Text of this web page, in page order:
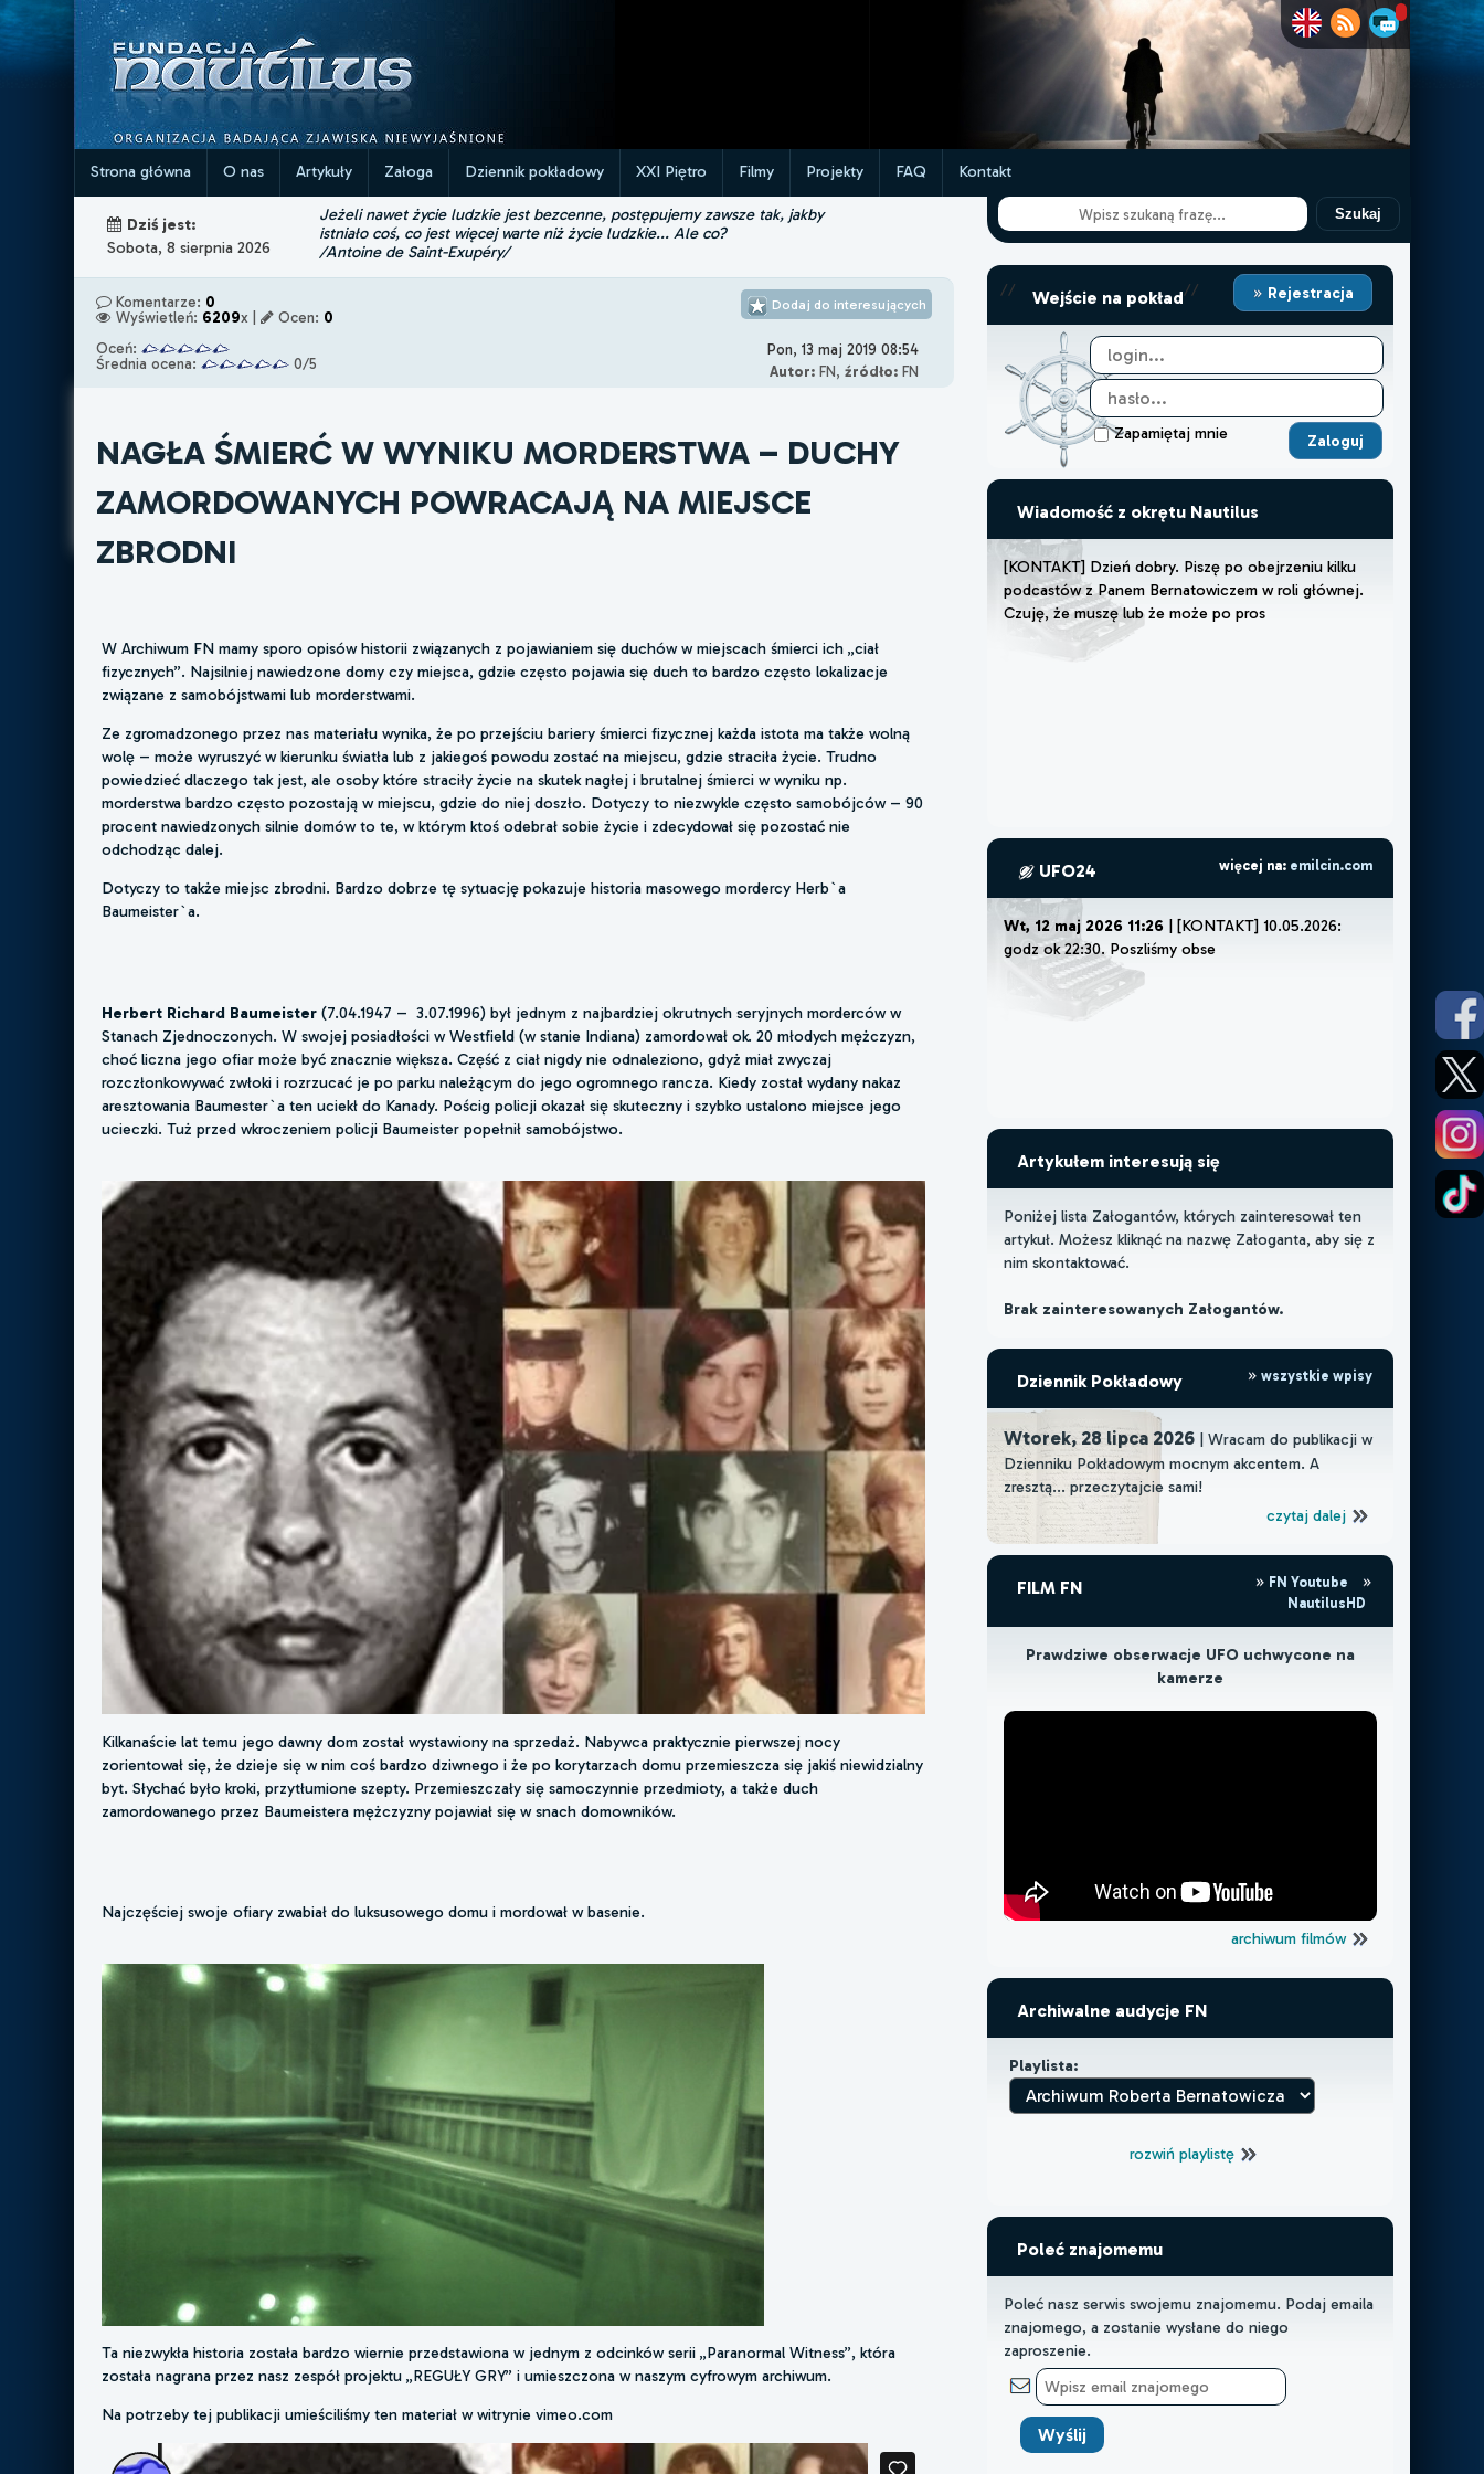
Strona główna O nas Artykuły Załoga Dziennik pokładowy XXI Piętro Filmy Projekty FAQ Kontakt
Dziś jest:
Sobota, 8 sierpnia 2026
Jeżeli nawet życie ludzkie jest bezcenne, postępujemy zawsze tak, jakby
istniało coś, co jest więcej warte niż życie ludzkie... Ale co?
/Antoine de Saint-Exupéry/
Komentarze: 0
Wyświetleń: 6209x | Ocen: 0
Oceń:
Średnia ocena:
0/5
Dodaj do interesujących
Pon, 13 maj 2019 08:54
Autor:FN, źródło:FN
NAGŁA ŚMIERĆ W WYNIKU MORDERSTWA – DUCHY
ZAMORDOWANYCH POWRACAJĄ NA MIEJSCE
ZBRODNI
W Archiwum FN mamy sporo opisów historii związanych z pojawianiem się duchów w miejscach śmierci ich „ciał
fizycznych”. Najsilniej nawiedzone domy czy miejsca, gdzie często pojawia się duch to bardzo często lokalizacje
związane z samobójstwami lub morderstwami.
Ze zgromadzonego przez nas materiału wynika, że po przejściu bariery śmierci fizycznej każda istota ma także wolną
wolę – może wyruszyć w kierunku światła lub z jakiegoś powodu zostać na miejscu, gdzie straciła życie. Trudno
powiedzieć dlaczego tak jest, ale osoby które straciły życie na skutek nagłej i brutalnej śmierci w wyniku np.
morderstwa bardzo często pozostają w miejscu, gdzie do niej doszło. Dotyczy to niezwykle często samobójców – 90
procent nawiedzonych silnie domów to te, w którym ktoś odebrał sobie życie i zdecydował się pozostać nie
odchodząc dalej.
Dotyczy to także miejsc zbrodni. Bardzo dobrze tę sytuację pokazuje historia masowego mordercy Herb`a
Baumeister`a.
Herbert Richard Baumeister (7.04.1947 – 3.07.1996) był jednym z najbardziej okrutnych seryjnych morderców w
Stanach Zjednoczonych. W swojej posiadłości w Westfield (w stanie Indiana) zamordował ok. 20 młodych mężczyzn,
choć liczna jego ofiar może być znacznie większa. Część z ciał nigdy nie odnaleziono, gdyż miał zwyczaj
rozczłonkowywać zwłoki i rozrzucać je po parku należącym do jego ogromnego rancza. Kiedy został wydany nakaz
aresztowania Baumester`a ten uciekł do Kanady. Pościg policji okazał się skuteczny i szybko ustalono miejsce jego
ucieczki. Tuż przed wkroczeniem policji Baumeister popełnił samobójstwo.
Kilkanaście lat temu jego dawny dom został wystawiony na sprzedaż. Nabywca praktycznie pierwszej nocy
zorientował się, że dzieje się w nim coś bardzo dziwnego i że po korytarzach domu przemieszcza się jakiś niewidzialny
byt. Słychać było kroki, przytłumione szepty. Przemieszczały się samoczynnie przedmioty, a także duch
zamordowanego przez Baumeistera mężczyzny pojawiał się w snach domowników.
Najczęściej swoje ofiary zwabiał do luksusowego domu i mordował w basenie.
Ta niezwykła historia została bardzo wiernie przedstawiona w jednym z odcinków serii „Paranormal Witness”, która
została nagrana przez nasz zespół projektu „REGUŁY GRY” i umieszczona w naszym cyfrowym archiwum.
Na potrzeby tej publikacji umieściliśmy ten materiał w witrynie vimeo.com
Szukaj
// Wejście na pokład// Rejestracja
Zapamiętaj mnie
Wiadomość z okrętu Nautilus
[KONTAKT] Dzień dobry. Piszę po obejrzeniu kilku
podcastów z Panem Bernatowiczem w roli głównej.
Czuję, że muszę lub że może po prost
em sw oi
UFO24 więcej na: emilcin.com
Wt, 12 maj 2026 11:26 | [KONTAKT] 10.05.2026:
godz ok 22:30. Poszliśmy obserwować niebo i
fotografować telefonem bo słyszel
Artykułem interesują się
Poniżej lista Załogantów, których zainteresował ten
artykuł. Możesz kliknąć na nazwę Załoganta, aby się z
nim skontaktować.
Brak zainteresowanych Załogantów.
Dziennik Pokładowy wszystkie wpisy
Wtorek, 28 lipca 2026| Wracam do publikacji w
Dzienniku Pokładowym mocnym akcentem. A
zresztą... przeczytajcie sami!
czytaj dalej
FILM FN
FN Youtube
NautilusHD
Prawdziwe obserwacje UFO uchwycone na
kamerze
archiwum filmów
Archiwalne audycje FN
Playlista:
rozwiń playlistę
Poleć znajomemu
Poleć nasz serwis swojemu znajomemu. Podaj emaila
znajomego, a zostanie wysłane do niego
zaproszenie.